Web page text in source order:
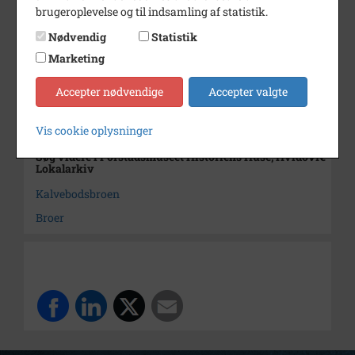
Dateringsnote
juli 1988
Fotograf
Johnny Hee
Størrelse
10 x 15 cm
Arkiv
Forstadsmuseet Historiens
Søg videre i Forstadsmuseet Historiens Huse, Hvidovre
Lokalarkiv
Kalvebodsbroen
Broer
brugeroplevelse og til indsamling af statistik.
Nødvendig
Statistik
Marketing
Accepter nødvendige Accepter valgte
Vis cookie oplysninger